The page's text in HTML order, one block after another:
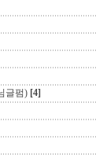
글펌) [4]